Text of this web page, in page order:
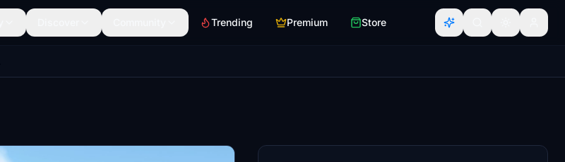
Trending Premium Store